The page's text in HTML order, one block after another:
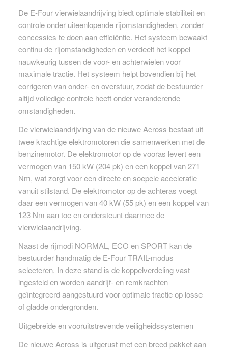
De E-Four vierwielaandrijving biedt optimale stabiliteit en
controle onder uiteenlopende rijomstandigheden, zonder
concessies te doen aan efficiëntie. Het systeem bewaakt
continu de rijomstandigheden en verdeelt het koppel
nauwkeurig tussen de voor- en achterwielen voor
maximale tractie. Het systeem helpt bovendien bij het
corrigeren van onder- en overstuur, zodat de bestuurder
altijd volledige controle heeft onder veranderende
omstandigheden.
De vierwielaandrijving van de nieuwe Across bestaat uit
twee krachtige elektromotoren die samenwerken met de
benzinemotor. De elektromotor op de vooras levert een
vermogen van 150 kW (204 pk) en een koppel van 271
Nm, wat zorgt voor een directe en soepele acceleratie
vanuit stilstand. De elektromotor op de achteras voegt
daar een vermogen van 40 kW (55 pk) en een koppel van
123 Nm aan toe en ondersteunt daarmee de
vierwielaandrijving.
Naast de rijmodi NORMAL, ECO en SPORT kan de
bestuurder handmatig de E-Four TRAIL-modus
selecteren. In deze stand is de koppelverdeling vast
ingesteld en worden aandrijf- en remkrachten
geïntegreerd aangestuurd voor optimale tractie op losse
of gladde ondergronden.
Uitgebreide en vooruitstrevende veiligheidssystemen
De nieuwe Across is uitgerust met een breed pakket aan